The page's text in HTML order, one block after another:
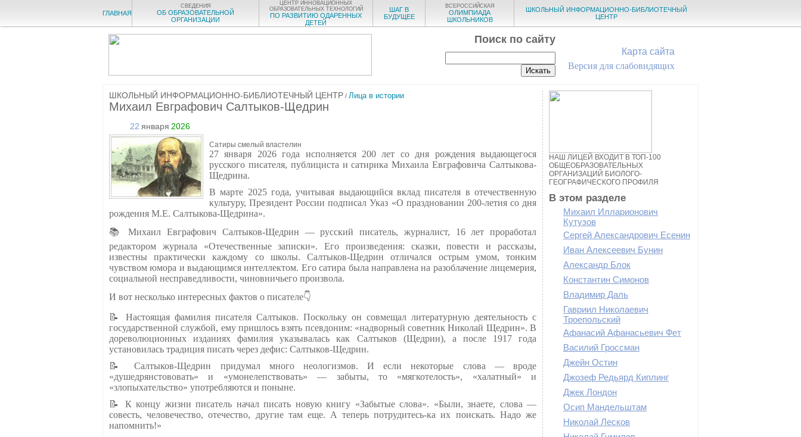
ГЛАВНАЯ
СВЕДЕНИЯ
ОБ ОБРАЗОВАТЕЛЬНОЙ
ОРГАНИЗАЦИИ
ЦЕНТР ИННОВАЦИОННЫХ
ОБРАЗОВАТЕЛЬНЫХ ТЕХНОЛОГИЙ
ПО РАЗВИТИЮ ОДАРЕННЫХ
ДЕТЕЙ
ШАГ В
БУДУЩЕЕ
ВСЕРОССИЙСКАЯ
ОЛИМПИАДА
ШКОЛЬНИКОВ
ШКОЛЬНЫЙ ИНФОРМАЦИОННО-БИБЛИОТЕЧНЫЙ
ЦЕНТР
Поиск по сайту
Карта сайта
Версия для слабовидящих
ШКОЛЬНЫЙ ИНФОРМАЦИОННО-БИБЛИОТЕЧНЫЙ ЦЕНТР / Лица в истории
Михаил Евграфович Салтыков-Щедрин
22 января 2026
Сатиры смелый властелин
27 января 2026 года исполняется 200 лет со дня рождения выдающегося
русского писателя, публициста и сатирика Михаила Евграфовича Салтыкова-
Щедрина.
В марте 2025 года, учитывая выдающийся вклад писателя в отечественную
культуру, Президент России подписал Указ «О праздновании 200-летия со дня
рождения М.Е. Салтыкова-Щедрина».
📚 Михаил Евграфович Салтыков-Щедрин — русский писатель, журналист, 16 лет проработал
редактором журнала «Отечественные записки». Его произведения: сказки, повести и рассказы,
известны практически каждому со школы. Салтыков-Щедрин отличался острым умом, тонким
чувством юмора и выдающимся интеллектом. Его сатира была направлена на разоблачение лицемерия,
социальной несправедливости, чиновничьего произвола.
И вот несколько интересных фактов о писателе👇
📝 Настоящая фамилия писателя Салтыков. Поскольку он совмещал литературную деятельность с
государственной службой, ему пришлось взять псевдоним: «надворный советник Николай Щедрин». В
дореволюционных изданиях фамилия указывалась как Салтыков (Щедрин), а после 1917 года
установилась традиция писать через дефис: Салтыков-Щедрин.
📝 Салтыков-Щедрин придумал много неологизмов. И если некоторые слова — вроде
«душедрянстововать» и «умонелепствовать» — забыты, то «мягкотелость», «халатный» и
«злопыхательство» употребляются и поныне.
📝 К концу жизни писатель начал писать новую книгу «Забытые слова». «Были, знаете, слова —
совесть, человечество, отечество, другие там еще. А теперь потрудитесь-ка их поискать. Надо же
напомнить!»
НАШ ЛИЦЕЙ ВХОДИТ В ТОП-100
ОБЩЕОБРАЗОВАТЕЛЬНЫХ
ОРГАНИЗАЦИЙ БИОЛОГО-
ГЕОГРАФИЧЕСКОГО ПРОФИЛЯ
В этом разделе
Михаил Илларионович
Кутузов
Сергей Александрович Есенин
Иван Алексеевич Бунин
Александр Блок
Константин Симонов
Владимир Даль
Гавриил Николаевич
Троепольский
Афанасий Афанасьевич Фет
Василий Гроссман
Джейн Остин
Джозеф Редьярд Киплинг
Джек Лондон
Осип Мандельштам
Николай Лесков